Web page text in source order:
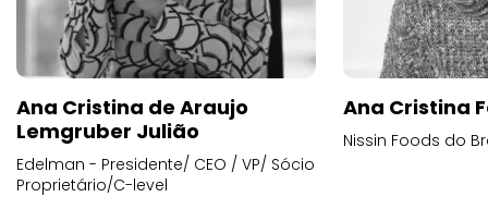
Ana Cristina de Araujo
Lemgruber Julião
Edelman - Presidente/ CEO / VP/ Sócio
Proprietário/C-level
Ana Cristina
Nissin Foods do